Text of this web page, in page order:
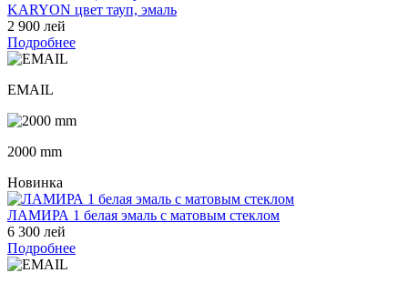
KARYON цвет тауп, эмаль
2 900 лей
Подробнее
EMAIL
2000 mm
Новинка
ЛАМИРА 1 белая эмаль с матовым стеклом
6 300 лей
Подробнее